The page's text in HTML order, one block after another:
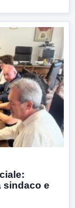
sindaco e